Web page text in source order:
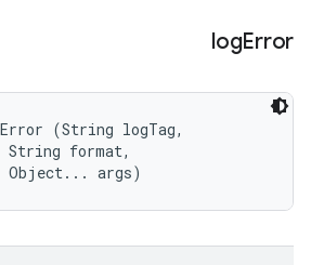
logError
(String logTag,
String format,
Object... args)